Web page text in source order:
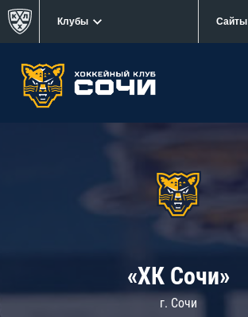
Клубы Сайты
«ХК Сочи»
г. Сочи